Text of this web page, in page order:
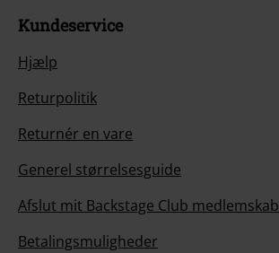
Kundeservice
Hjælp
Returpolitik
Returnér en vare
Generel størrelsesguide
Afslut mit Backstage Club medlemskab
Betalingsmuligheder